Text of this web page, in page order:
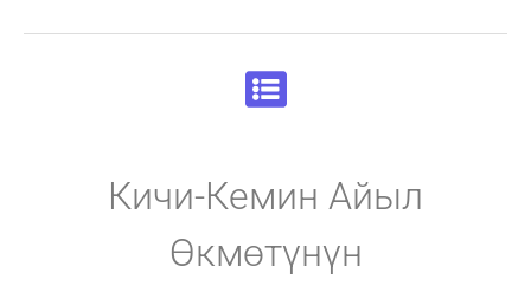
Кичи-Кемин Айыл
Өкмөтүнүн